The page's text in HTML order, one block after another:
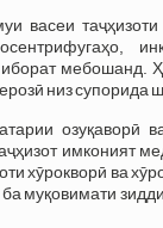
васеи
иборат мебошанд.
низ супорида
озуқаворӣ
имконият
хӯрокворӣ ва
муқовимати